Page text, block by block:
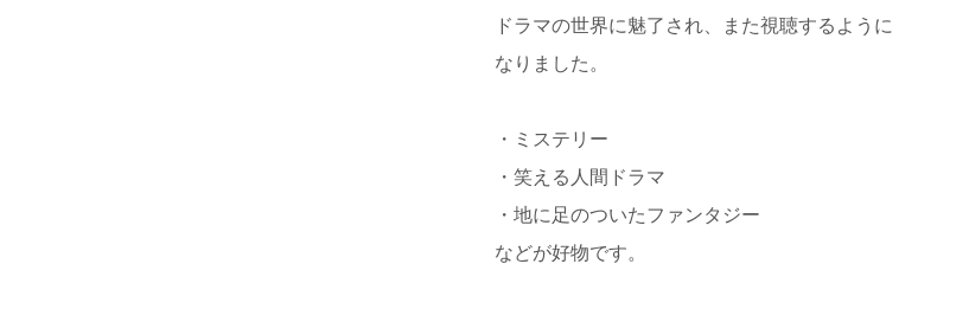
ドラマの世界に魅了され、また視聴するように
なりました。
・ミステリー
・笑える人間ドラマ
・地に足のついたファンタジー
などが好物です。